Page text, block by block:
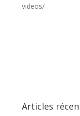
videos/
Articles